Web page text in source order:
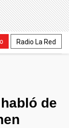
Radio La Red
de